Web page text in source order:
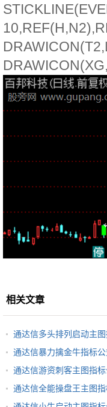
相关文章
通达信多头排列启动主
通达信暴力擒金牛指标
通达信游资刺客主图指
通达信全能操盘王主图